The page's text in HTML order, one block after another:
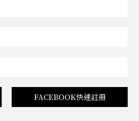
FACEBOOK快速註冊